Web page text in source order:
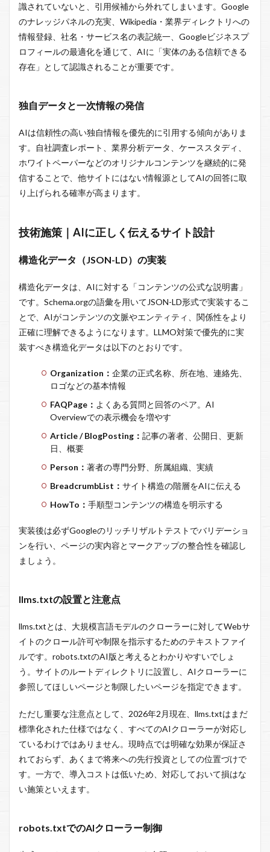
識されていないと、引用候補から外れてしまいます。Google
のナレッジパネルの充実、Wikipedia・業界ディレクトリへの
情報登録、社名・サービス名の表記統一、Googleビジネスプ
ロフィールの最適化を通じて、AIに「実体のある信頼できる
存在」として認識されることが重要です。
独自データと一次情報の発信
AIは信頼性の高い独自情報を優先的に引用する傾向がありま
す。自社調査レポート、業界分析データ、ケーススタディ、
ホワイトペーパーなどのオリジナルコンテンツを継続的に発
信することで、他サイトにはない情報源としてAIの回答に取
り上げられる確率が高まります。
技術施策｜AIに正しく伝えるサイト設計
構造化データ（JSON-LD）の実装
構造化データは、AIに対する「コンテンツの公式な説明書」
です。Schema.orgの語彙を用いてJSON-LD形式で実装するこ
とで、AIがコンテンツの文脈やエンティティ、関係性をより
正確に理解できるようになります。LLMO対策で優先的に実
装すべき構造化データは以下のとおりです。
Organization： 企業の正式名称、所在地、連絡先、
ロゴなどの基本情報
FAQPage： よくある質問と回答のペア。AI
Overviewでの表示機会を増やす
Article / BlogPosting： 記事の著者、公開日、更新
日、概要
Person： 著者の専門分野、所属組織、実績
BreadcrumbList： サイト構造の階層をAIに伝える
HowTo： 手順型コンテンツの構造を明示する
実装後は必ずGoogleのリッチリザルトテストでバリデーショ
ンを行い、ページの実内容とマークアップの整合性を確認し
ましょう。
llms.txtの設置と注意点
llms.txtとは、大規模言語モデルのクローラーに対してWebサ
イトのクロール許可や制限を指示するためのテキストファイ
ルです。robots.txtのAI版と考えるとわかりやすいでしょ
う。サイトのルートディレクトリに設置し、AIクローラーに
参照してほしいページと制限したいページを指定できます。
ただし重要な注意点として、2026年2月現在、llms.txtはまだ
標準化された仕様ではなく、すべてのAIクローラーが対応し
ているわけではありません。現時点では明確な効果が保証さ
れておらず、あくまで将来への先行投資としての位置づけで
す。一方で、導入コストは低いため、対応しておいて損はな
い施策といえます。
robots.txtでのAIクローラー制御